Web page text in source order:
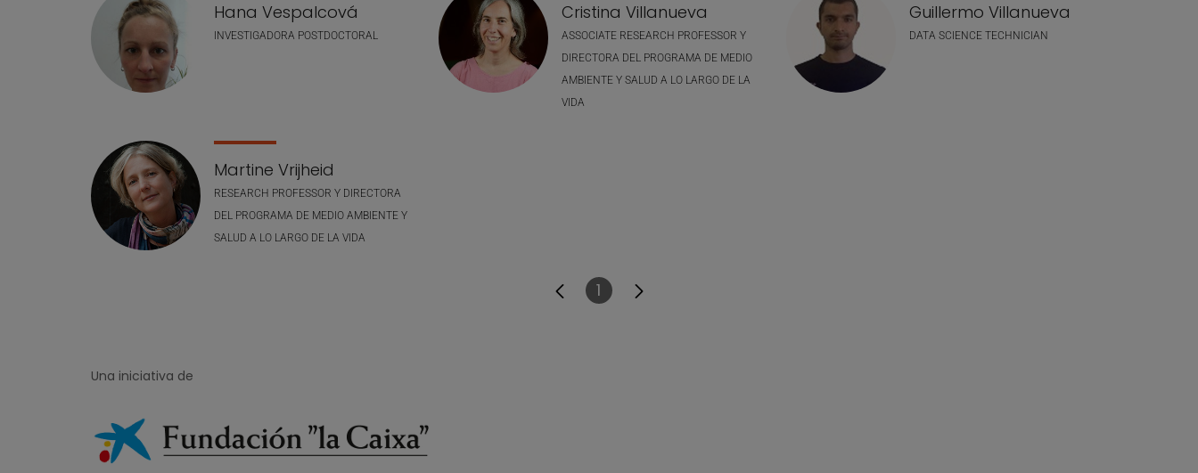
Hana Vespalcová
INVESTIGADORA POSTDOCTORAL
Cristina Villanueva
ASSOCIATE RESEARCH PROFESSOR Y
DIRECTORA DEL PROGRAMA DE MEDIO
AMBIENTE Y SALUD A LO LARGO DE LA
VIDA
Guillermo Villanueva
DATA SCIENCE TECHNICIAN
Martine Vrijheid
RESEARCH PROFESSOR Y DIRECTORA
DEL PROGRAMA DE MEDIO AMBIENTE Y
SALUD A LO LARGO DE LA VIDA
Página
1
Una iniciativa de